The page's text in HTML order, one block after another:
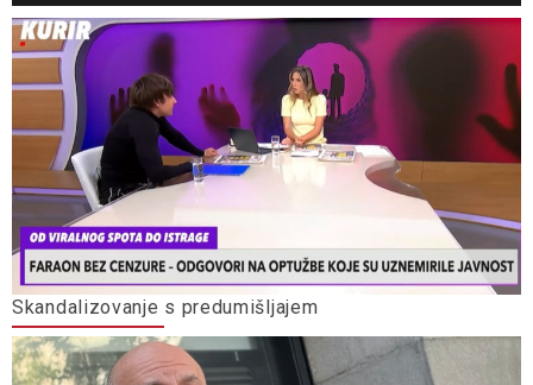
Skandalizovanje s predumišljajem